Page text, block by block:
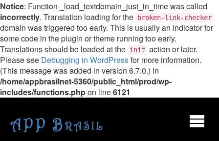
Notice: Function _load_textdomain_just_in_time was called
incorrectly. Translation loading for the broken-link-checker
domain was triggered too early. This is usually an indicator for
some code in the plugin or theme running too early.
Translations should be loaded at the init action or later.
Please see Debugging in WordPressfor more information.
(This message was added in version 6.7.0.) in
/home/appbrasilnet-5360/public_html/prod/wp-
includes/functions.phpon line6121